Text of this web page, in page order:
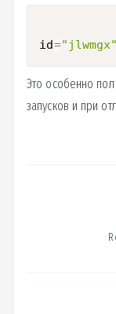
id="jlwmgx"
Это особенно
запусков и при